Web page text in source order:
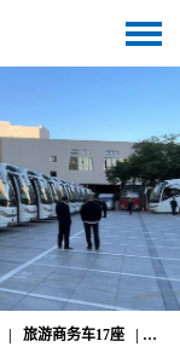
| 旅游商务车17座 | 奔